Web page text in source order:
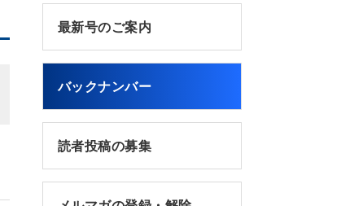
最新号のご案内
バックナンバー
読者投稿の募集